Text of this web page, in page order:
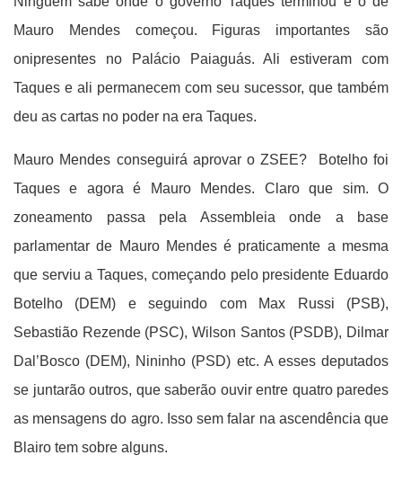
Mauro Mendes começou. Figuras importantes são
onipresentes no Palácio Paiaguás. Ali estiveram com
Taques e ali permanecem com seu sucessor, que também
deu as cartas no poder na era Taques.
Mauro Mendes conseguirá aprovar o ZSEE? Botelho foi
Taques e agora é Mauro Mendes. Claro que sim. O
zoneamento passa pela Assembleia onde a base
parlamentar de Mauro Mendes é praticamente a mesma
que serviu a Taques, começando pelo presidente Eduardo
Botelho (DEM) e seguindo com Max Russi (PSB),
Sebastião Rezende (PSC), Wilson Santos (PSDB), Dilmar
Dal’Bosco (DEM), Nininho (PSD) etc. A esses deputados
se juntarão outros, que saberão ouvir entre quatro paredes
as mensagens do agro. Isso sem falar na ascendência que
Blairo tem sobre alguns.